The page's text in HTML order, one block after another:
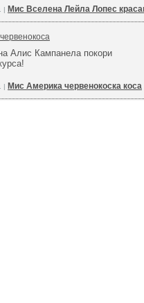
| Мис Вселена Лейла Лопес
Алис Кампанела покори
| Мис Америка червенокоска коса